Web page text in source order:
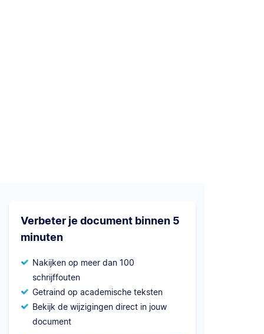
Verbeter je document binnen 5
minuten
Nakijken op meer dan 100
schrijffouten
Getraind op academische teksten
Bekijk de wijzigingen direct in jouw
document